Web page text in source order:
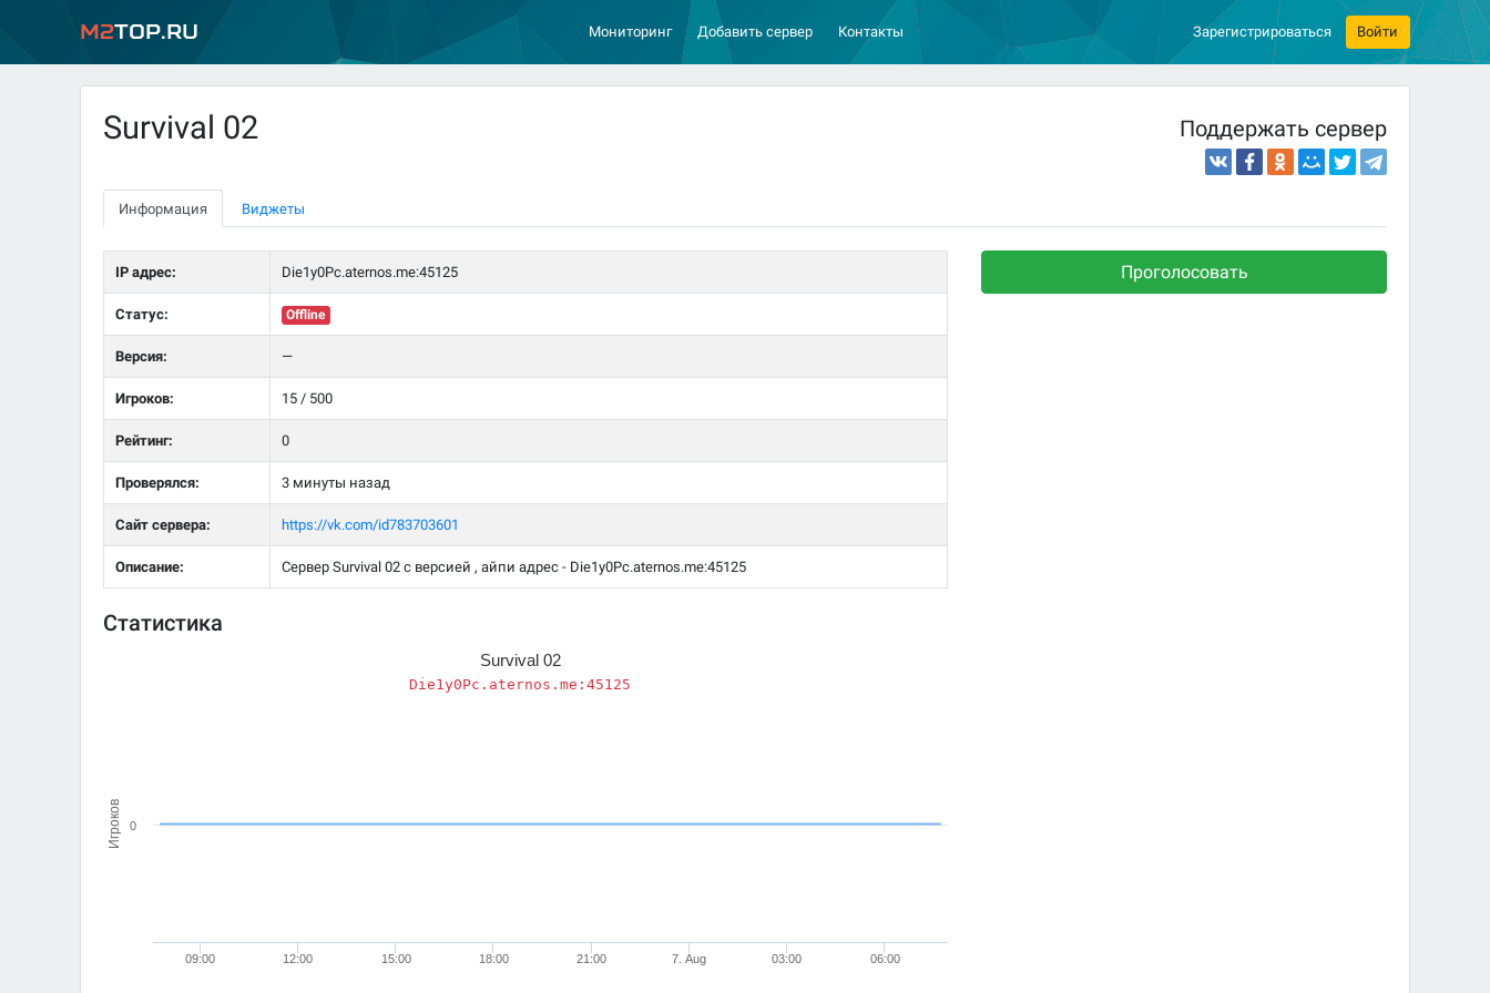
M2Top.ru Мониторинг Добавить сервер Контакты Зарегистрироваться Войти
Survival 02 Поддержать сервер
Информация Виджеты
IP адрес: Die1y0Pc.aternos.me:45125
Статус: Offline
Версия: —
Игроков: 15 / 500
Рейтинг: 0
Проверялся: 3 минуты назад
Сайт сервера: https://vk.com/id783703601
Описание: Сервер Survival 02 с версией , айпи адрес - Die1y0Pc.aternos.me:45125
Статистика
Игроков
Survival 02
Die1y0Pc.aternos.me:45125
09:00 12:00 15:00 18:00 21:00 7. Aug 03:00 06:00
0
Проголосовать